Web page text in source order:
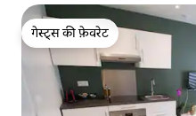
गेस्ट्स की फ़ेवरेट
गेस्ट्स की फ़ेवरेट